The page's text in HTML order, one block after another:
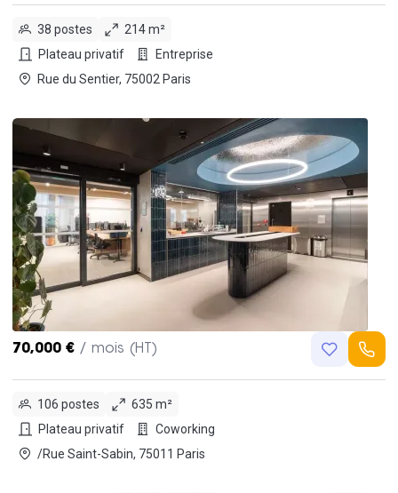
38 postes
214 m²
Plateau privatif
Entreprise
Rue du Sentier, 75002 Paris
70,000 € / mois (HT)
106 postes
635 m²
Plateau privatif
Coworking
/Rue Saint-Sabin, 75011 Paris